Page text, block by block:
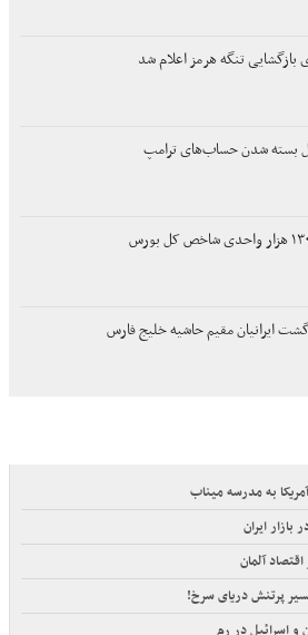
بازگشایی تنگه هرمز اعلام شد
بسته شدن حساب‌های ترامپ
ایرانیان مقیم حاشیه خلیج فارس
به مدرسه میناب
ایران
آلمان
پرتنش دریای سرخ!
و اسرائیل در رم